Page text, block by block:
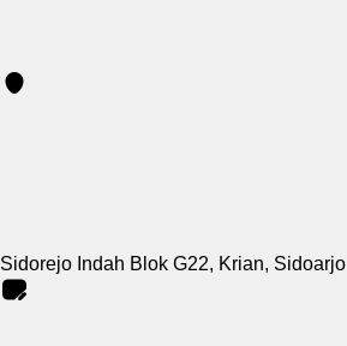
Sidorejo Indah Blok G22, Krian, Sidoarjo